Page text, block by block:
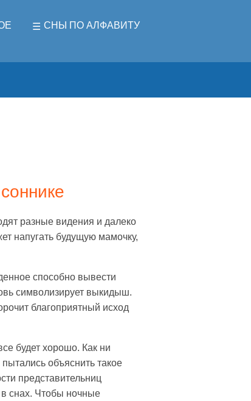
СНЫ ПО АЛФАВИТУ
разные видения и далеко
напугать будущую мамочку,
способно вывести
символизирует выкидыш.
благоприятный исход
будет хорошо. Как ни
объяснить такое
представительниц
снах. Чтобы ночные